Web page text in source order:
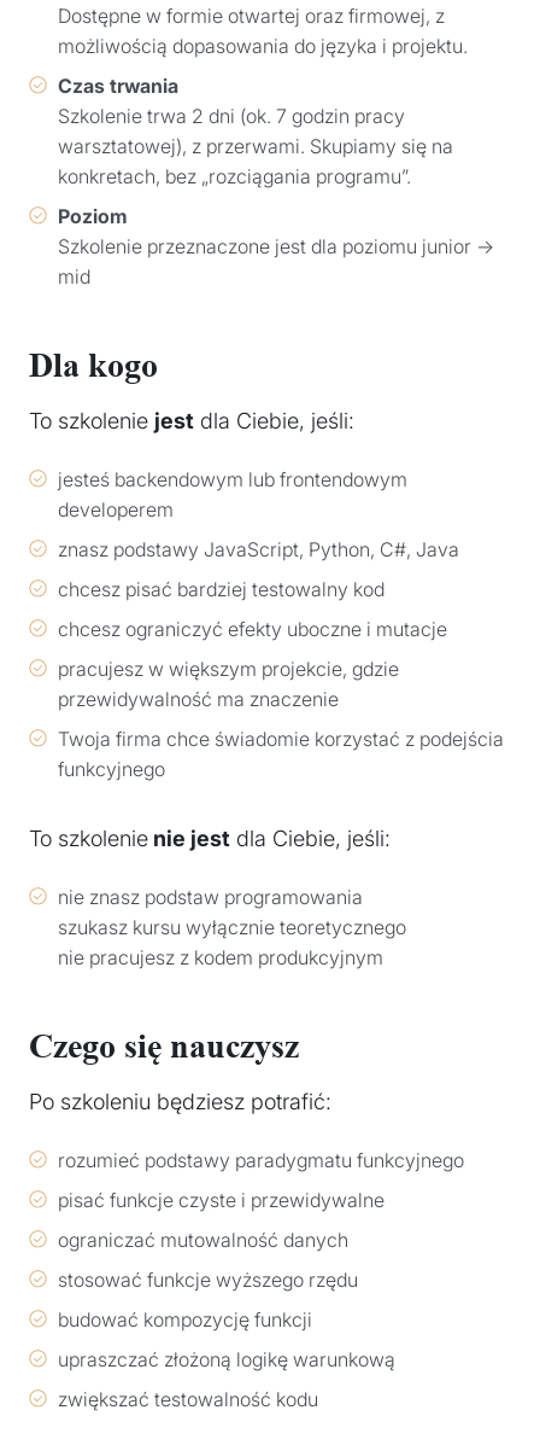
Dostępne w formie otwartej oraz firmowej, z
możliwością dopasowania do języka i projektu.
Czas trwania
Szkolenie trwa 2 dni (ok. 7 godzin pracy
warsztatowej), z przerwami. Skupiamy się na
konkretach, bez „rozciągania programu”.
Poziom
Szkolenie przeznaczone jest dla poziomu junior →
mid
Dla kogo
To szkolenie jest dla Ciebie, jeśli:
jesteś backendowym lub frontendowym
developerem
znasz podstawy JavaScript, Python, C#, Java
chcesz pisać bardziej testowalny kod
chcesz ograniczyć efekty uboczne i mutacje
pracujesz w większym projekcie, gdzie
przewidywalność ma znaczenie
Twoja firma chce świadomie korzystać z podejścia
funkcyjnego
To szkolenie nie jest dla Ciebie, jeśli:
nie znasz podstaw programowania
szukasz kursu wyłącznie teoretycznego
nie pracujesz z kodem produkcyjnym
Czego się nauczysz
Po szkoleniu będziesz potrafić:
rozumieć podstawy paradygmatu funkcyjnego
pisać funkcje czyste i przewidywalne
ograniczać mutowalność danych
stosować funkcje wyższego rzędu
budować kompozycję funkcji
upraszczać złożoną logikę warunkową
zwiększać testowalność kodu